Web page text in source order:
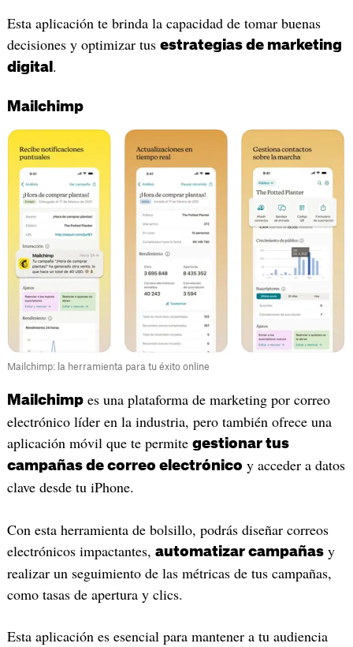
Esta aplicación te brinda la capacidad de tomar buenas
decisiones y optimizar tus estrategias de marketing
digital .
Mailchimp
Mailchimp: la herramienta para tu éxito online
Mailchimpes una plataforma de marketing por correo
electrónico líder en la industria, pero también ofrece una
aplicación móvil que te permite gestionar tus
campañas de correo electrónico y acceder a datos
clave desde tu iPhone.
Con esta herramienta de bolsillo, podrás diseñar correos
electrónicos impactantes, automatizar campañasy
realizar un seguimiento de las métricas de tus campañas,
como tasas de apertura y clics.
Esta aplicación es esencial para mantener a tu audiencia